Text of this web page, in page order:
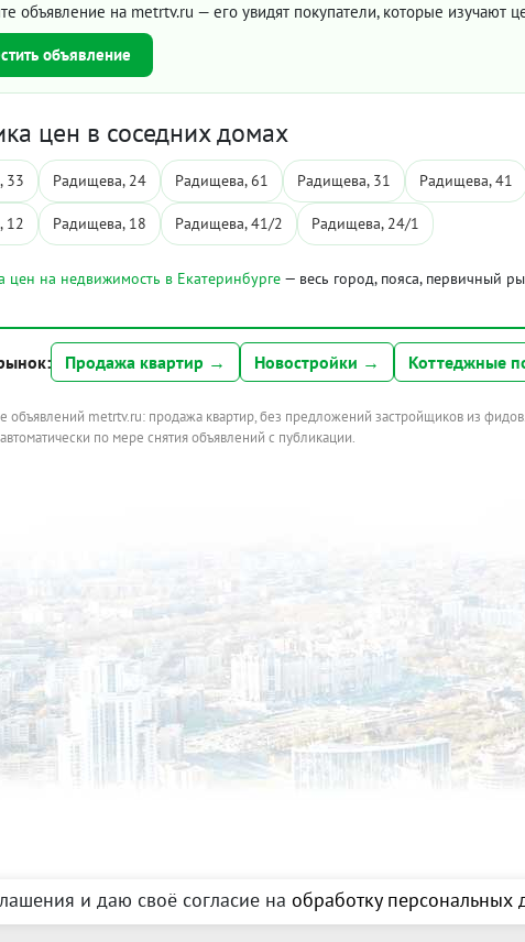
объявление на metrtv.ru — его увидят покупатели, которые изучают
объявление
цен в соседних домах
33 Радищева, 24 Радищева, 61 Радищева, 31 Радищева, 41
12 Радищева, 18 Радищева, 41/2 Радищева, 24/1
на недвижимость в Екатеринбурге — весь город, пояса, первичный
Продажа квартир → Новостройки → Коттеджные
объявлений metrtv.ru: продажа квартир, без предложений застройщиков из
по мере снятия объявлений с публикации.
и даю своё согласие на обработку